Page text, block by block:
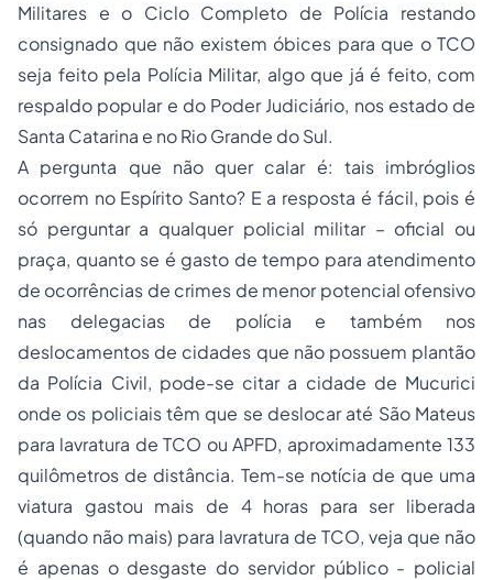
Militares e o Ciclo Completo de Polícia restando
consignado que não existem óbices para que o TCO
seja feito pela Polícia Militar, algo que já é feito, com
respaldo popular e do Poder Judiciário, nos estado de
Santa Catarina e no Rio Grande do Sul.
A pergunta que não quer calar é: tais imbróglios
ocorrem no Espírito Santo? E a resposta é fácil, pois é
só perguntar a qualquer policial militar – oficial ou
praça, quanto se é gasto de tempo para atendimento
de ocorrências de crimes de menor potencial ofensivo
nas delegacias de polícia e também nos
deslocamentos de cidades que não possuem plantão
da Polícia Civil, pode-se citar a cidade de Mucurici
onde os policiais têm que se deslocar até São Mateus
para lavratura de TCO ou APFD, aproximadamente 133
quilômetros de distância. Tem-se notícia de que uma
viatura gastou mais de 4 horas para ser liberada
(quando não mais) para lavratura de TCO, veja que não
é apenas o desgaste do servidor público - policial